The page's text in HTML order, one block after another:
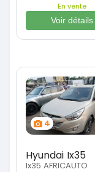
En vente
Voir détails
4
Hyundai Ix35
Ix35 AFRICAUTO